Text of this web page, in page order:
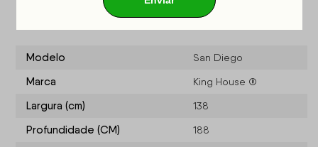
Especificações do produto
Modelo San Diego
Marca King House ®
Largura (cm) 138
Profundidade (CM) 188